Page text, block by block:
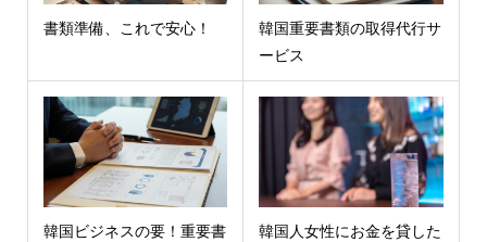
書類準備、これで安心！
韓国重要書類の取得代行サ
ービス
韓国ビジネスの要！重要書
韓国人女性にお金を貸した